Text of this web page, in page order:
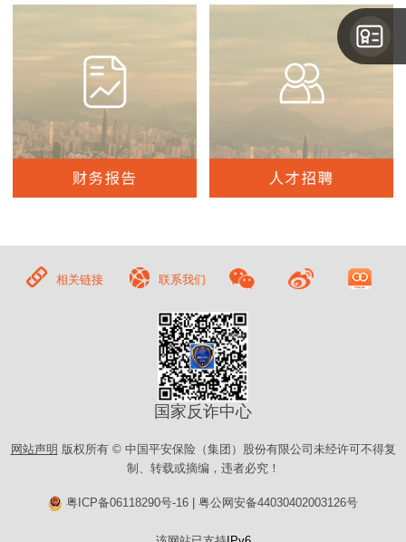
相关链接 联系我们
国家反诈中心
网站声明 版权所有 © 中国平安保险（集团）股份有限公司未经许可不得复
制、转载或摘编，违者必究！
粤ICP备06118290号-16 |粤公网安备44030402003126号